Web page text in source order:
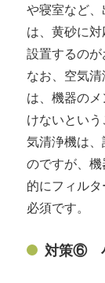
や寝室など
は、黄砂に
設置するのが
なお、空気
は、機器の
けないとい
気清浄機は
のですが、
的にフィル
必須です。
対策⑥